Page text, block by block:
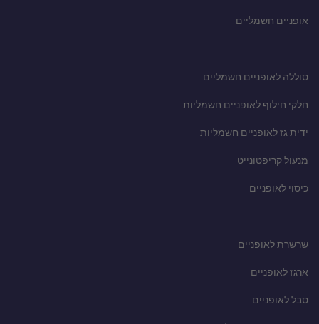
אופניים חשמליים
סוללה לאופניים חשמליים
חלקי חילוף לאופניים חשמליות
ידית גז לאופניים חשמליות
מנעול קריפטונייט
כיסוי לאופניים
שרשרת לאופניים
ארגז לאופניים
סבל לאופניים